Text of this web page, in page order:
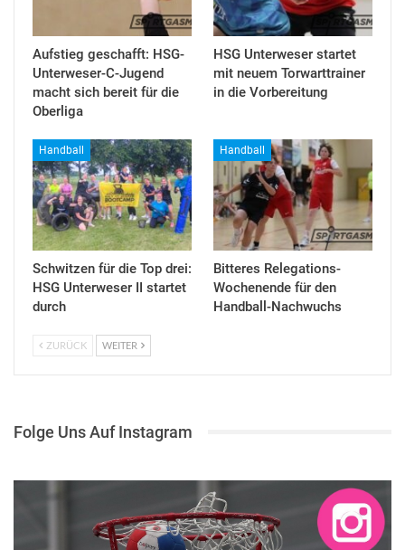
Aufstieg geschafft: HSG-
Unterweser-C-Jugend
macht sich bereit für die
Oberliga
HSG Unterweser startet
mit neuem Torwarttrainer
in die Vorbereitung
Handball
Schwitzen für die Top drei:
HSG Unterweser II startet
durch
Handball
Bitteres Relegations-
Wochenende für den
Handball-Nachwuchs
ZURÜCK WEITER
Folge Uns Auf Instagram